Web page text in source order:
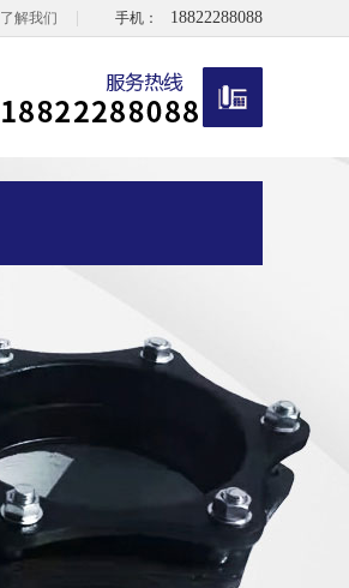
手机： 18822288088
了解我们